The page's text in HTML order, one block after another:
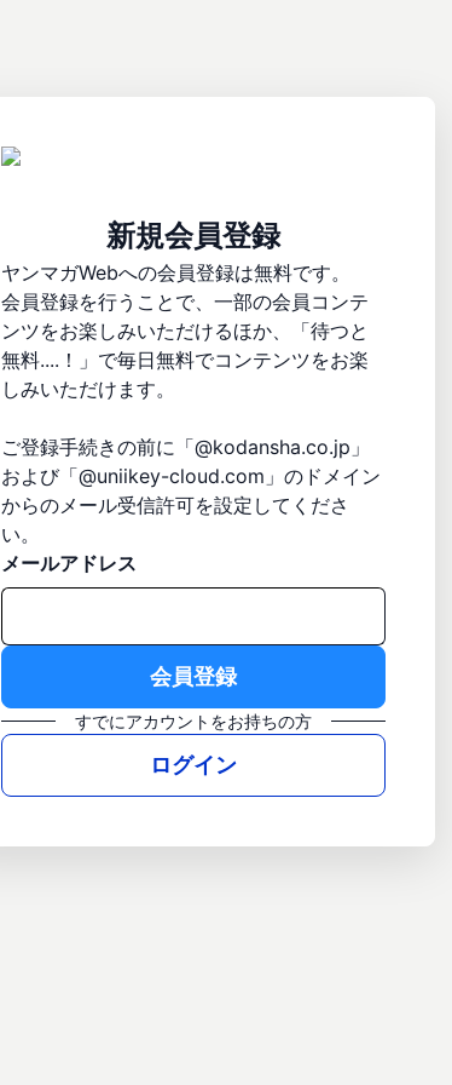
新規会員登録
ヤンマガWebへの会員登録は無料です。
会員登録を行うことで、一部の会員コンテ
ンツをお楽しみいただけるほか、「待つと
無料....！」で毎日無料でコンテンツをお楽
しみいただけます。
ご登録手続きの前に「@kodansha.co.jp」
および「@uniikey-cloud.com」のドメイン
からのメール受信許可を設定してくださ
い。
メールアドレス
すでにアカウントをお持ちの方